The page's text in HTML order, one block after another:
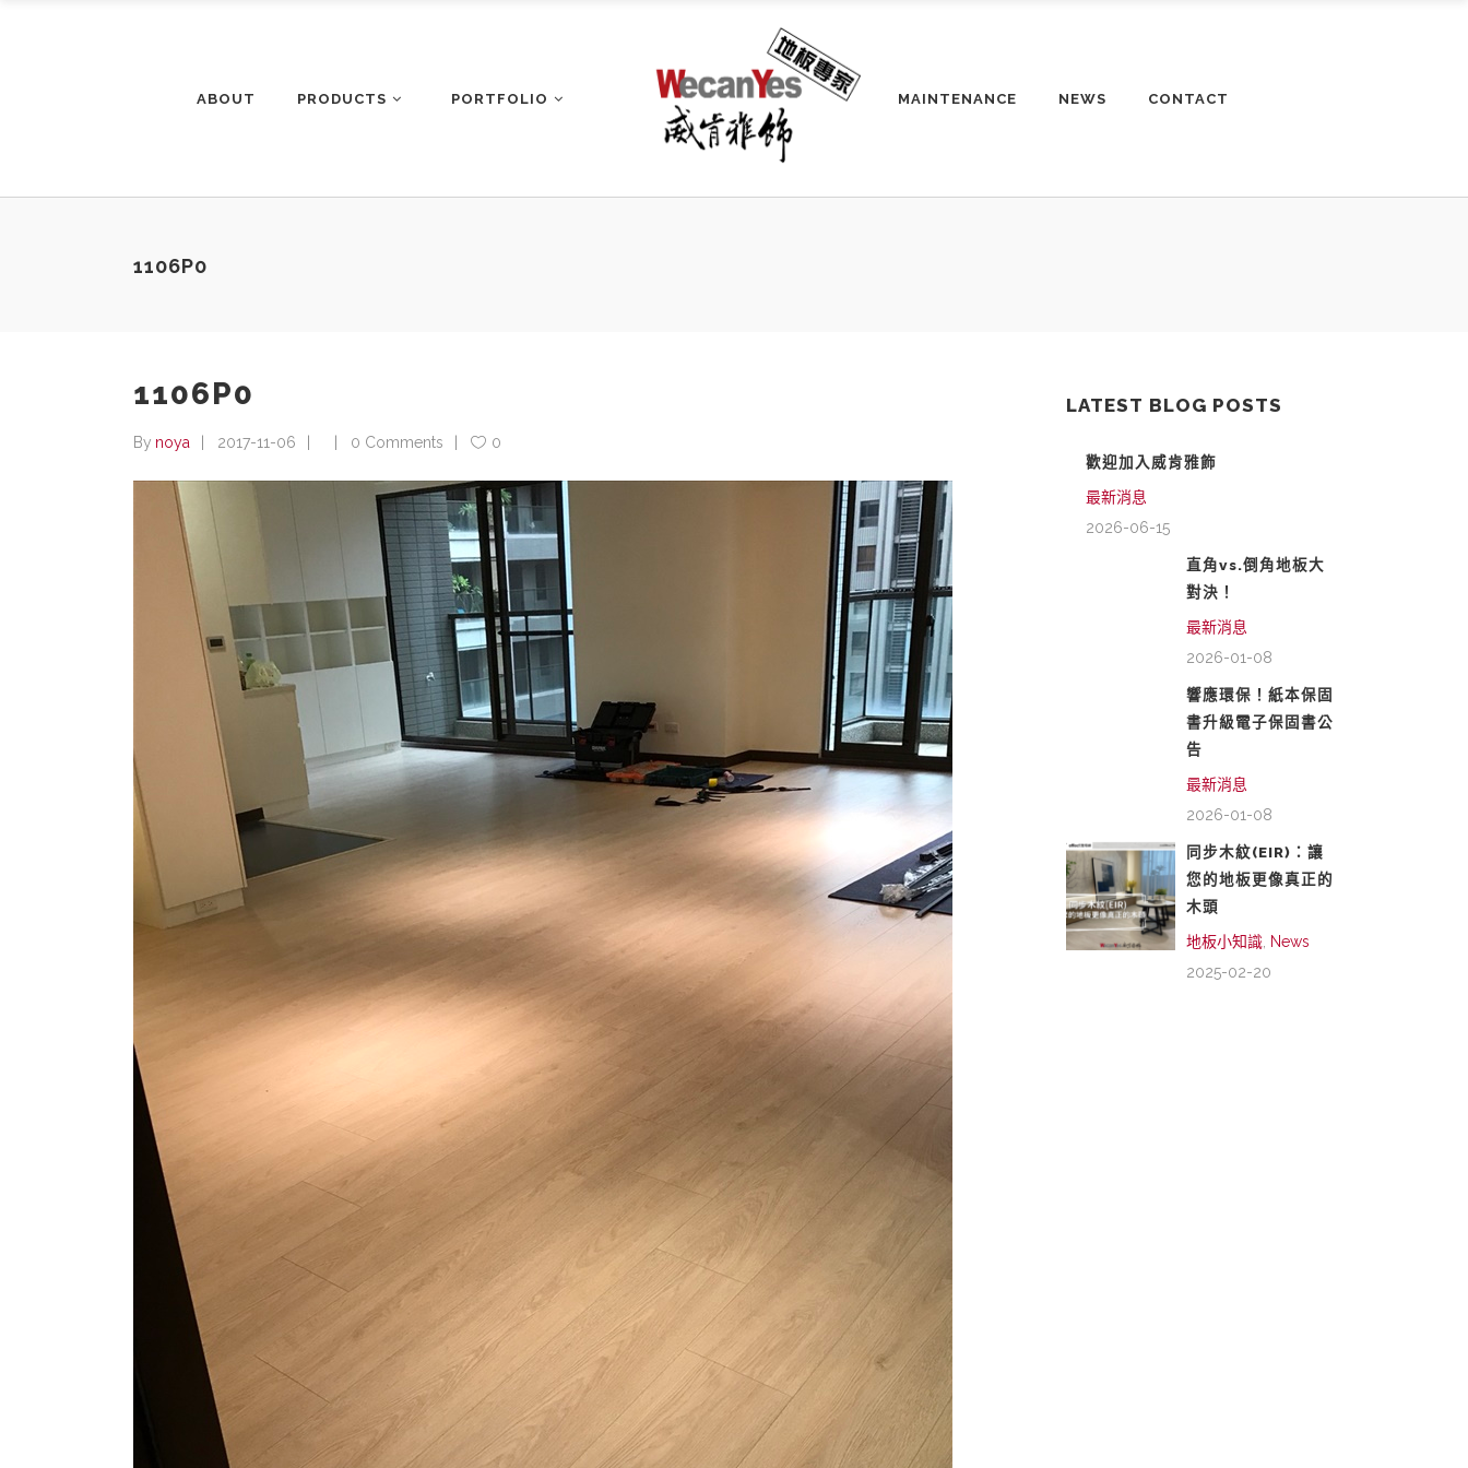
ABOUT PRODUCTS PORTFOLIO MAINTENANCE NEWS CONTACT
1106P0
1106P0
By noya 2017-11-06 0 Comments 0
LATEST BLOG POSTS
歡迎加入威肯雅飾
最新消息
2026-06-15
直角vs.倒角地板大
對決！
最新消息
2026-01-08
響應環保！紙本保固
書升級電子保固書公
告
最新消息
2026-01-08
同步木紋(EIR)：讓
您的地板更像真正的
木頭
地板小知識
News
2025-02-20